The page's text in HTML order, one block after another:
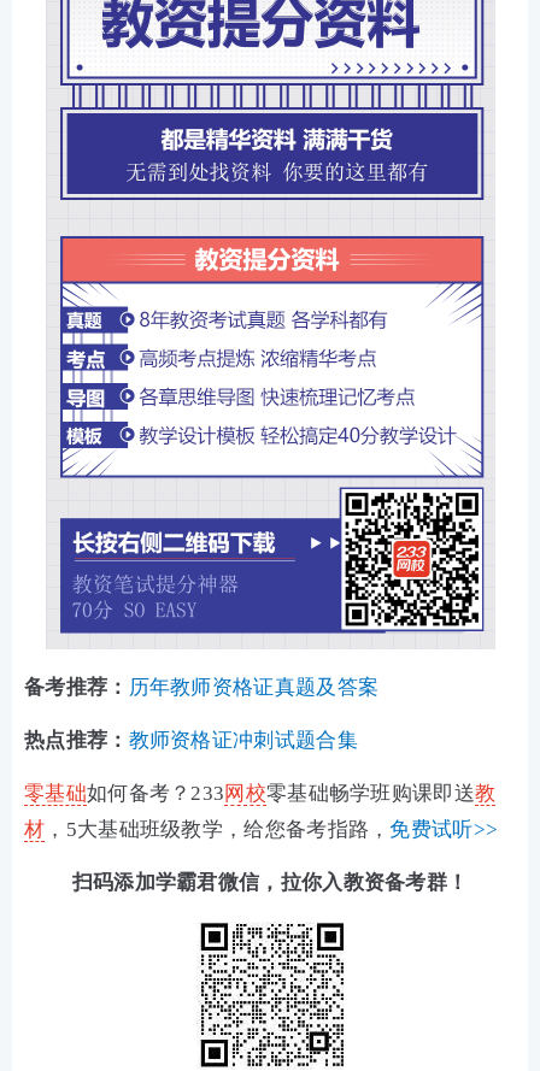
备考推荐： 历年教师资格证真题及答案
热点推荐： 教师资格证冲刺试题合集
零基础如何备考？233网校零基础畅学班购课即送教
材 ，5大基础班级教学，给您备考指路，免费试听>>
扫码添加学霸君微信，拉你入教资备考群！